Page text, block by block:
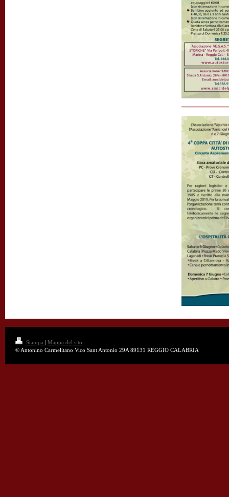
Stampa | Mappa del sito
© Antonino Carmelitano Vico Sant Antonio 29A 89131 REGGIO CALABRIA